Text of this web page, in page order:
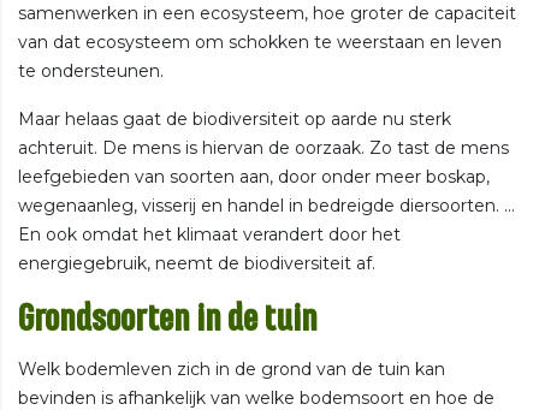
samenwerken in een ecosysteem, hoe groter de capaciteit
van dat ecosysteem om schokken te weerstaan en leven
te ondersteunen.
Maar helaas gaat de biodiversiteit op aarde nu sterk
achteruit. De mens is hiervan de oorzaak. Zo tast de mens
leefgebieden van soorten aan, door onder meer boskap,
wegenaanleg, visserij en handel in bedreigde diersoorten. ...
En ook omdat het klimaat verandert door het
energiegebruik, neemt de biodiversiteit af.
Grondsoorten in de tuin
Welk bodemleven zich in de grond van de tuin kan
bevinden is afhankelijk van welke bodemsoort en hoe de